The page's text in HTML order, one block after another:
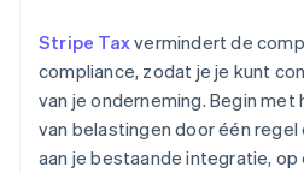
Stripe Taxvermindert de
compliance, zodat je je kunt
van je onderneming. Begin met
van belastingen door één
aan je bestaande integratie, op